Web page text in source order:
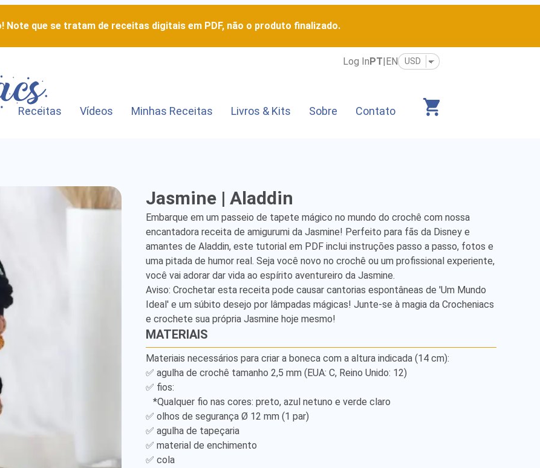
Note que se tratam de receitas digitais em PDF, não o produto finalizado.
Log InPT|EN
Receitas Vídeos Minhas Receitas Livros & Kits Sobre Contato
Jasmine
Aladdin
Detailed
Amigurumi
Pattern
Jasmine | Aladdin
Embarque em um passeio de tapete mágico no mundo do crochê com nossa
encantadora receita de amigurumi da Jasmine! Perfeito para fãs da Disney e
amantes de Aladdin, este tutorial em PDF inclui instruções passo a passo, fotos e
uma pitada de humor real. Seja você novo no crochê ou um profissional experiente,
você vai adorar dar vida ao espírito aventureiro da Jasmine.
Aviso: Crochetar esta receita pode causar cantorias espontâneas de 'Um Mundo
Ideal' e um súbito desejo por lâmpadas mágicas! Junte-se à magia da Crocheniacs
e crochete sua própria Jasmine hoje mesmo!
MATERIAIS
Materiais necessários para criar a boneca com a altura indicada (14 cm):
✅ agulha de crochê tamanho 2,5 mm (EUA: C, Reino Unido: 12)
✅ fios:
✅ olhos de segurança Ø 12 mm (1 par)
✅ agulha de tapeçaria
✅ material de enchimento
✅ cola